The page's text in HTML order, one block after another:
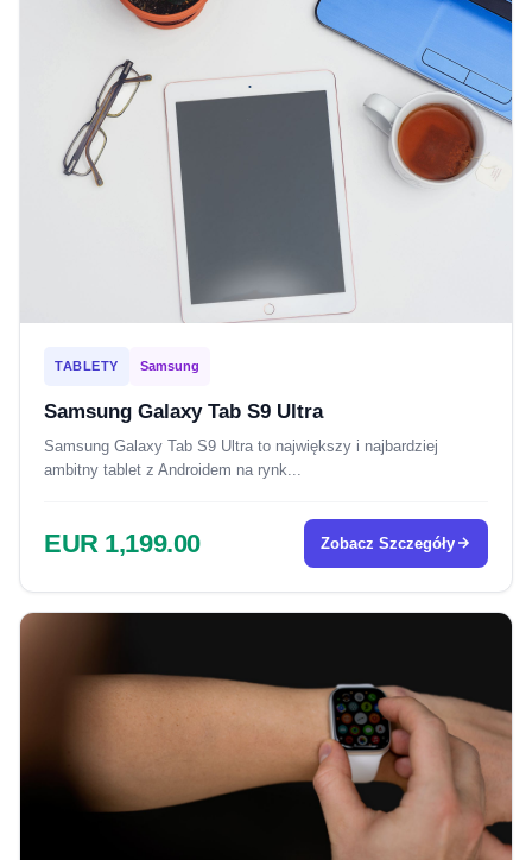
TABLETY Samsung
Samsung Galaxy Tab S9 Ultra
Samsung Galaxy Tab S9 Ultra to największy i najbardziej
ambitny tablet z Androidem na rynk...
EUR 1,199.00 Zobacz Szczegóły